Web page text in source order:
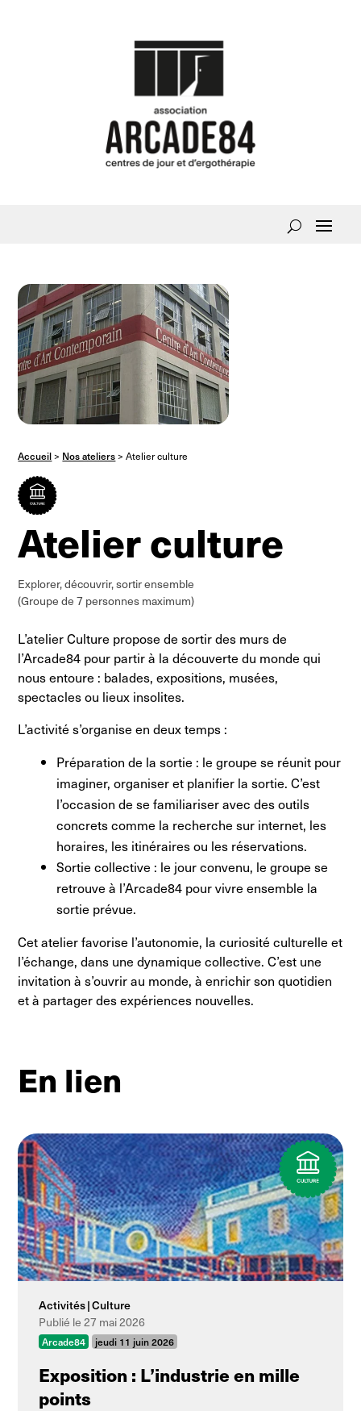
Accueil> Nos ateliers>Atelier culture
Atelier culture
Explorer, découvrir, sortir ensemble
(Groupe de 7 personnes maximum)
L’atelier Culture propose de sortir des murs de
l’Arcade84 pour partir à la découverte du monde qui
nous entoure : balades, expositions, musées,
spectacles ou lieux insolites.
L’activité s’organise en deux temps :
Préparation de la sortie : le groupe se réunit pour
imaginer, organiser et planifier la sortie. C’est
l’occasion de se familiariser avec des outils
concrets comme la recherche sur internet, les
horaires, les itinéraires ou les réservations.
Sortie collective : le jour convenu, le groupe se
retrouve à l’Arcade84 pour vivre ensemble la
sortie prévue.
Cet atelier favorise l’autonomie, la curiosité culturelle et
l’échange, dans une dynamique collective. C’est une
invitation à s’ouvrir au monde, à enrichir son quotidien
et à partager des expériences nouvelles.
En lien
Activités Culture
Publié le 27 mai 2026
Arcade84 jeudi 11 juin 2026
Exposition : L’industrie en mille
points